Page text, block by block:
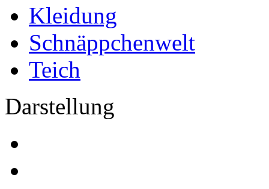
Kleidung
Schnäppchenwelt
Teich
Darstellung